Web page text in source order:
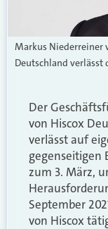
Markus Niederreiner
Deutschland verlässt
Der
von Hiscox
verlässt auf
gegenseitigen
zum 3. März,
September
von Hiscox